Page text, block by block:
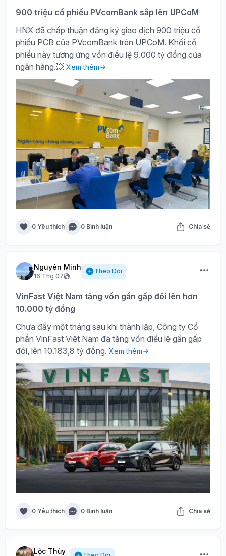
900 triệu cổ phiếu PVcomBank sắp lên UPCoM
HNX đã chấp thuận đăng ký giao dịch 900 triệu cổ
phiếu PCB của PVcomBank trên UPCoM. Khối cổ
phiếu này tương ứng vốn điều lệ 9.000 tỷ đồng của
ngân hàng.💥 Xem thêm
0 Yêu thích 0 Bình luận Chia sẻ
Nguyên Minh
16 Thg 07
Theo Dõi
VinFast Việt Nam tăng vốn gần gấp đôi lên hơn
10.000 tỷ đồng
Chưa đầy một tháng sau khi thành lập, Công ty Cổ
phần VinFast Việt Nam đã tăng vốn điều lệ gần gấp
đôi, lên 10.183,8 tỷ đồng. Xem thêm
0 Yêu thích 0 Bình luận Chia sẻ
Lộc Thủy